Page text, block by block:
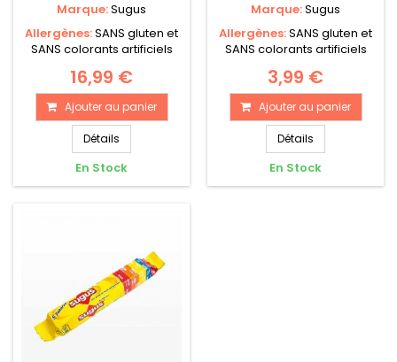
Marque:Sugus
Allergènes:SANS gluten et
SANS colorants artificiels
16,99 €
Ajouter au panier
Détails
En Stock
Marque:Sugus
Allergènes:SANS gluten et
SANS colorants artificiels
3,99 €
Ajouter au panier
Détails
En Stock